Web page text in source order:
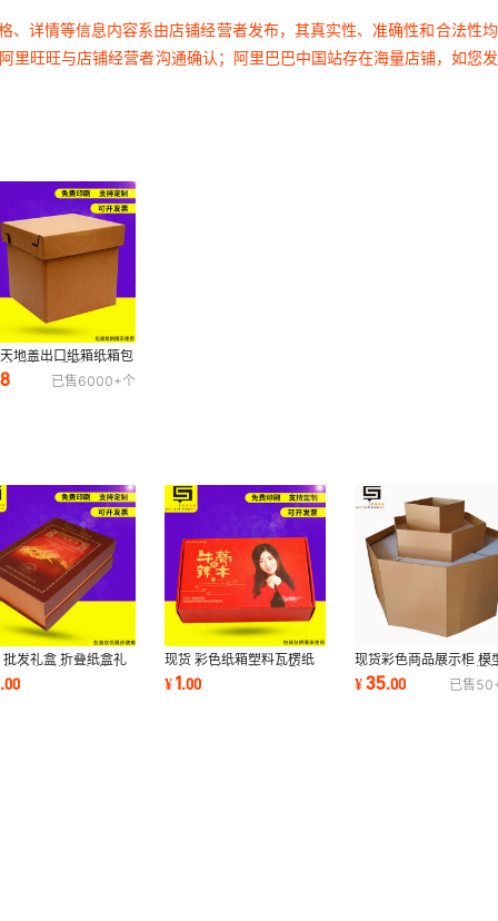
详情等信息内容系由店铺经营者发布，其真实性、准确性和合法性
旺旺与店铺经营者沟通确认；阿里巴巴中国站存在海量店铺，如您
地盖出口纸箱纸箱包
物流打包重型瓦楞运
打包盒已售6000+个
批发礼盒 折叠纸盒礼
定 长方形礼品包装盒
包装
.00
现货 彩色纸箱塑料瓦楞纸
飞机盒 长方形礼品大型飞
机盒礼品盒
¥1.00
现货彩色商品展示柜 模
商品展示活动广告台摆
装 来图可定
¥35.00 已售